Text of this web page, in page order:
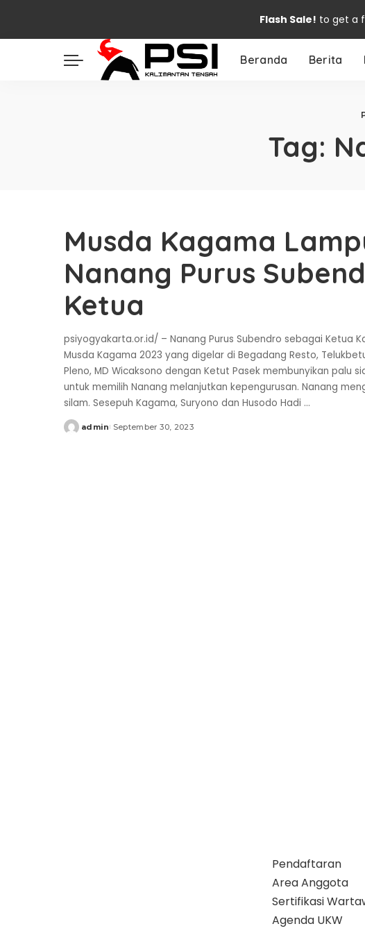
Flash Sale! to get a
Beranda Berita
Tag:
Musda Kagama
Nanang Purus
Ketua
psiyogyakarta.or.id/ – Nanang Purus Subendro sebagai Ketua
Musda Kagama 2023 yang digelar di Begadang Resto,
Pleno, MD Wicaksono dengan Ketut Pasek membunyikan palu
untuk memilih Nanang melanjutkan kepengurusan. Nanang
silam. Sesepuh Kagama, Suryono dan Husodo Hadi ...
Posted
admin September 30, 2023
Pendaftaran
Area Anggota
Sertifikasi
Agenda UKW